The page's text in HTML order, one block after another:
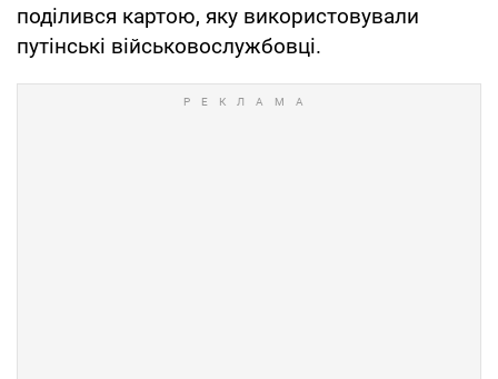
поділився картою, яку використовували
путінські військовослужбовці.